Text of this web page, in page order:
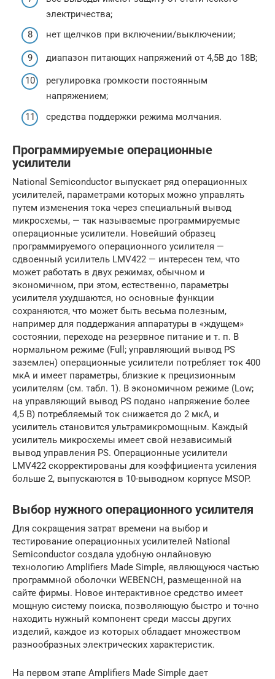
электричества;
нет щелчков при включении/выключении;
диапазон питающих напряжений от 4,5В до 18В;
регулировка громкости постоянным
напряжением;
средства поддержки режима молчания.
Программируемые операционные
усилители
National Semiconductor выпускает ряд операционных
усилителей, параметрами которых можно управлять
путем изменения тока через специальный вывод
микросхемы, — так называемые программируемые
операционные усилители. Новейший образец
программируемого операционного усилителя —
сдвоенный усилитель LMV422 — интересен тем, что
может работать в двух режимах, обычном и
экономичном, при этом, естественно, параметры
усилителя ухудшаются, но основные функции
сохраняются, что может быть весьма полезным,
например для поддержания аппаратуры в «ждущем»
состоянии, переходе на резервное питание и т. п. В
нормальном режиме (Full; управляющий вывод PS
заземлен) операционные усилители потребляет ток 400
мкА и имеет параметры, близкие к прецизионным
усилителям (см. табл. 1). В экономичном режиме (Low;
на управляющий вывод PS подано напряжение более
4,5 В) потребляемый ток снижается до 2 мкА, и
усилитель становится ультрамикромощным. Каждый
усилитель микросхемы имеет свой независимый
вывод управления PS. Операционные усилители
LMV422 скорректированы для коэффициента усиления
больше 2, выпускаются в 10-выводном корпусе MSOP.
Выбор нужного операционного усилителя
Для сокращения затрат времени на выбор и
тестирование операционных усилителей National
Semiconductor создала удобную онлайновую
технологию Amplifiers Made Simple, являющуюся частью
программной оболочки WEBENCH, размещенной на
сайте фирмы. Новое интерактивное средство имеет
мощную систему поиска, позволяющую быстро и точно
находить нужный компонент среди массы других
изделий, каждое из которых обладает множеством
разнообразных электрических характеристик.
На первом этапе Amplifiers Made Simple дает